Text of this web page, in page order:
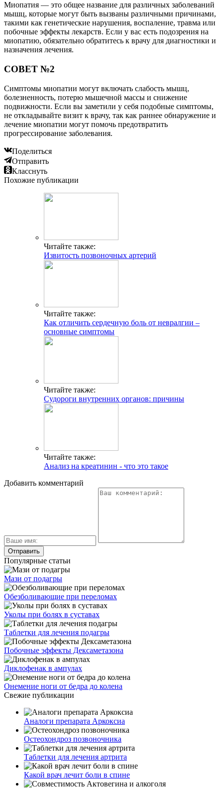
Миопатия — это общее название для различных заболеваний
мышц, которые могут быть вызваны различными причинами,
такими как генетические нарушения, воспаление, травма или
побочные эффекты лекарств. Если у вас есть подозрения на
миопатию, обязательно обратитесь к врачу для диагностики и
назначения лечения.
СОВЕТ №2
Симптомы миопатии могут включать слабость мышц,
болезненность, потерю мышечной массы и снижение
подвижности. Если вы заметили у себя подобные симптомы,
не откладывайте визит к врачу, так как раннее обнаружение и
лечение миопатии могут помочь предотвратить
прогрессирование заболевания.
Поделиться
Отправить
Класснуть
Похожие публикации
Читайте также:
Извитость позвоночных артерий
Читайте также:
Как отличить сердечную боль от невралгии –
основные симптомы
Читайте также:
Судороги внутренних органов: причины
Читайте также:
Анализ на креатинин - что это такое
Добавить комментарий
Популярные статьи
Мази от подагры
Обезболивающие при переломах
Уколы при болях в суставах
Таблетки для лечения подагры
Побочные эффекты Дексаметазона
Диклофенак в ампулах
Онемение ноги от бедра до колена
Свежие публикации
Аналоги препарата Аркоксиа
Остеохондроз позвоночника
Таблетки для лечения артрита
Какой врач лечит боли в спине